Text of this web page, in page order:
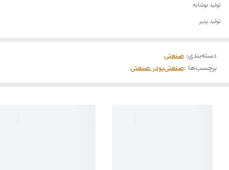
تولید نوشابه
تولید پنیر
دسته‌بندی: صنعتی
برچسب‌ها :صنعتیپودر صنعتی